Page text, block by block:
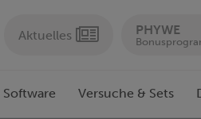
Aktuelles PHYWE
Software Versuche & Sets